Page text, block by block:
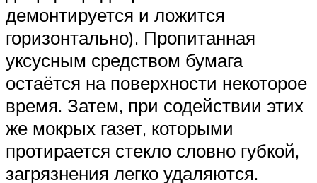
демонтируется и ложится
горизонтально). Пропитанная
уксусным средством бумага
остаётся на поверхности некоторое
время. Затем, при содействии этих
же мокрых газет, которыми
протирается стекло словно губкой,
загрязнения легко удаляются.